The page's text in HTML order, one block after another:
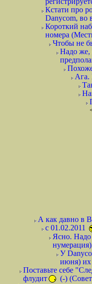
Кстати про
Danycom, во
Короткий
номера
Чтобы не
Надо же,
Ага.
А как давно в
с 01.02.2011
Ясно. Надо
У
июня) их
Поставьте себе
флудит
(-)